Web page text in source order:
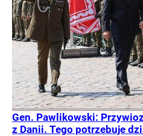
Gen. Pawlikowski:
z Danii. Tego potrzebuje